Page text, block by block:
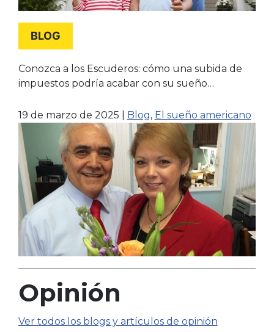
BLOG
Conozca a los Escuderos: cómo una subida de
impuestos podría acabar con su sueño
19 de marzo de 2025
Blog, El sueño americano
Opinión
Ver todos los blogs y artículos de opinión